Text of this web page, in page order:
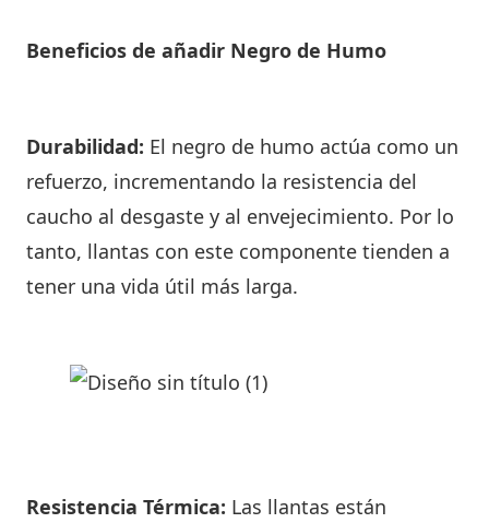
Beneficios de añadir Negro de Humo
Durabilidad: El negro de humo actúa como un
refuerzo, incrementando la resistencia del
caucho al desgaste y al envejecimiento. Por lo
tanto, llantas con este componente tienden a
tener una vida útil más larga.
Resistencia Térmica: Las llantas están